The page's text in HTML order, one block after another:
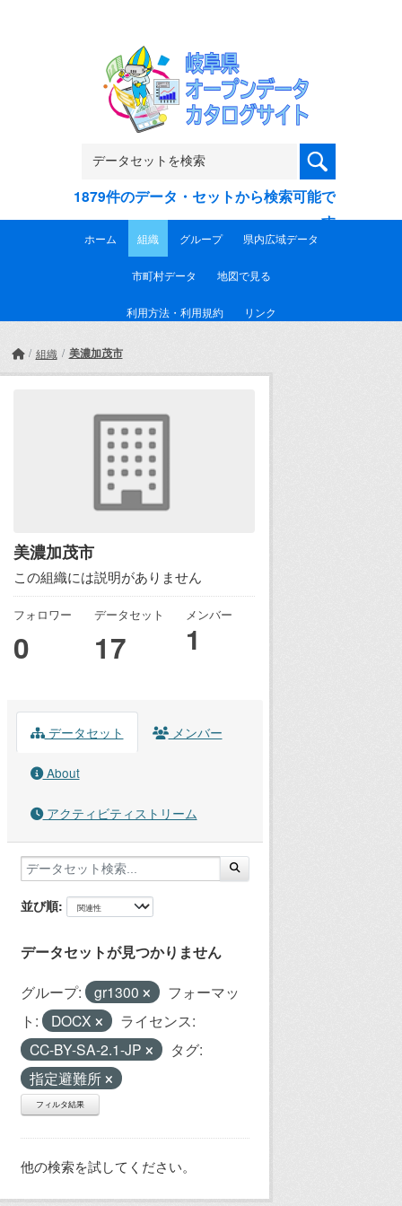
1879件のデータ・セットから検索可能で
す
ホーム 組織 グループ 県内広域データ
市町村データ 地図で見る
利用方法・利用規約 リンク
組織 美濃加茂市
美濃加茂市
この組織には説明がありません
フォロワー
0
データセット
17
メンバー
1
データセット メンバー
About
アクティビティストリーム
並び順
データセットが見つかりません
グループ: gr1300
フォーマッ
ト:
DOCX
ライセンス:
CC-BY-SA-2.1-JP
タグ:
指定避難所
フィルタ結果
他の検索を試してください。